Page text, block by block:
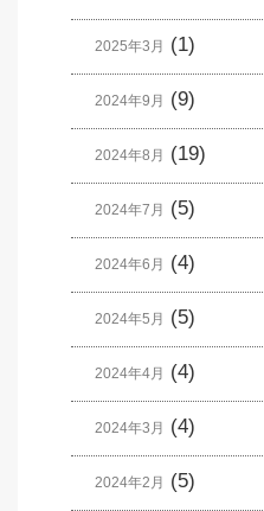
2025年3月 (1)
2024年9月 (9)
2024年8月 (19)
2024年7月 (5)
2024年6月 (4)
2024年5月 (5)
2024年4月 (4)
2024年3月 (4)
2024年2月 (5)